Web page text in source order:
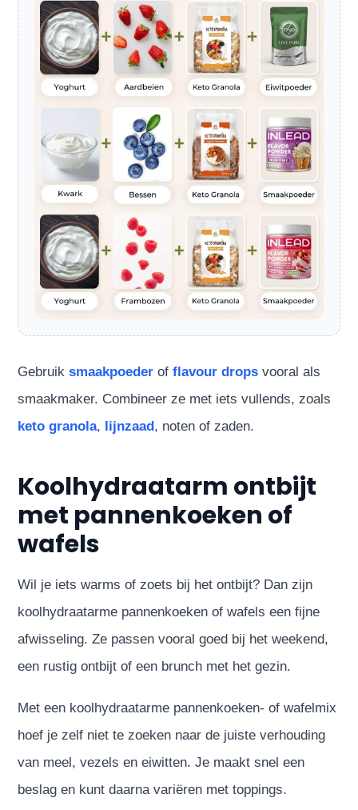
Gebruiksmaakpoeder offlavour drops vooral als
smaakmaker. Combineer ze met iets vullends, zoals
keto granola, lijnzaad , noten of zaden.
Koolhydraatarm ontbijt
met pannenkoeken of
wafels
Wil je iets warms of zoets bij het ontbijt? Dan zijn
koolhydraatarme pannenkoeken of wafels een fijne
afwisseling. Ze passen vooral goed bij het weekend,
een rustig ontbijt of een brunch met het gezin.
Met een koolhydraatarme pannenkoeken- of wafelmix
hoef je zelf niet te zoeken naar de juiste verhouding
van meel, vezels en eiwitten. Je maakt snel een
beslag en kunt daarna variëren met toppings.